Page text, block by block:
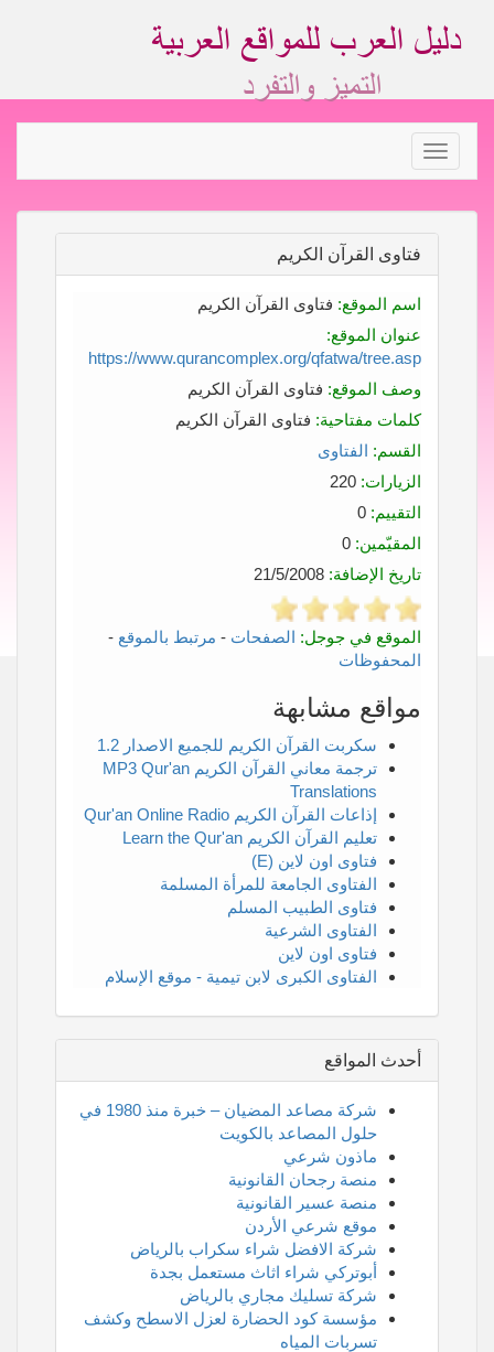
Toggle
navigation
فتاوى القرآن الكريم
اسم الموقع: فتاوى القرآن الكريم
عنوان الموقع:
https://www.qurancomplex.org/qfatwa/tree.asp
وصف الموقع: فتاوى القرآن الكريم
كلمات مفتاحية: فتاوى القرآن الكريم
القسم: الفتاوى
الزيارات:
التقييم:
المقيّمين:
تاريخ الإضافة:
الموقع في جوجل: الصفحات - مرتبط بالموقع -
المحفوظات
مواقع مشابهة
سكربت القرآن الكريم للجميع الاصدار 1.2
ترجمة معاني القرآن الكريم MP3 Qur'an
Translations
إذاعات القرآن الكريم Qur'an Online Radio
تعليم القرآن الكريم Learn the Qur'an
فتاوى اون لاين (E)
الفتاوى الجامعة للمرأة المسلمة
فتاوى الطبيب المسلم
الفتاوى الشرعية
فتاوى اون لاين
الفتاوى الكبرى لابن تيمية - موقع الإسلام
أحدث المواقع
شركة مصاعد المضيان – خبرة منذ 1980 في
حلول المصاعد بالكويت
ماذون شرعي
منصة رجحان القانونية
منصة عسير القانونية
موقع شرعي الأردن
شركة الافضل شراء سكراب بالرياض
أبوتركي شراء اثاث مستعمل بجدة
شركة تسليك مجاري بالرياض
مؤسسة كود الحضارة لعزل الاسطح وكشف
تسربات المياه